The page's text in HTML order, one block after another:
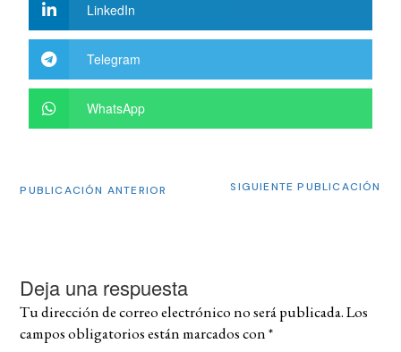
LinkedIn
Telegram
WhatsApp
PUBLICACIÓN ANTERIOR SIGUIENTE PUBLICACIÓN
Deja una respuesta
Tu dirección de correo electrónico no será publicada. Los
campos obligatorios están marcados con*